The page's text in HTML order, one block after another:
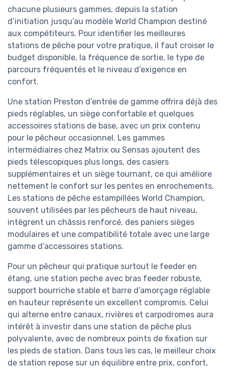
chacune plusieurs gammes, depuis la station
d’initiation jusqu’au modèle World Champion destiné
aux compétiteurs. Pour identifier les meilleures
stations de pêche pour votre pratique, il faut croiser le
budget disponible, la fréquence de sortie, le type de
parcours fréquentés et le niveau d’exigence en
confort.
Une station Preston d’entrée de gamme offrira déjà des
pieds réglables, un siège confortable et quelques
accessoires stations de base, avec un prix contenu
pour le pêcheur occasionnel. Les gammes
intermédiaires chez Matrix ou Sensas ajoutent des
pieds télescopiques plus longs, des casiers
supplémentaires et un siège tournant, ce qui améliore
nettement le confort sur les pentes en enrochements.
Les stations de pêche estampillées World Champion,
souvent utilisées par les pêcheurs de haut niveau,
intègrent un châssis renforcé, des paniers sièges
modulaires et une compatibilité totale avec une large
gamme d’accessoires stations.
Pour un pêcheur qui pratique surtout le feeder en
étang, une station peche avec bras feeder robuste,
support bourriche stable et barre d’amorçage réglable
en hauteur représente un excellent compromis. Celui
qui alterne entre canaux, rivières et carpodromes aura
intérêt à investir dans une station de pêche plus
polyvalente, avec de nombreux points de fixation sur
les pieds de station. Dans tous les cas, le meilleur choix
de station repose sur un équilibre entre prix, confort,